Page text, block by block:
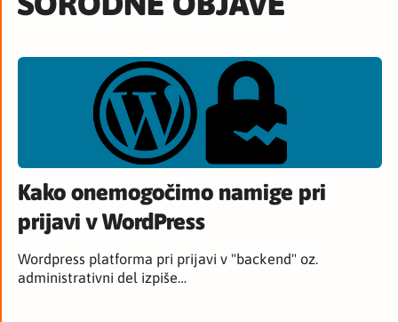
Kako onemogočimo namige pri
prijavi v WordPress
Wordpress platforma pri prijavi v "backend" oz.
administrativni del izpiše…